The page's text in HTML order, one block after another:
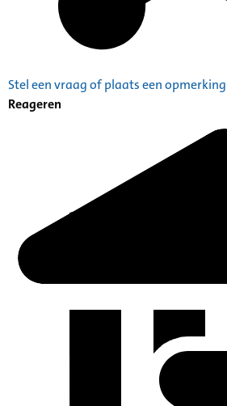
Stel een vraag of plaats een
Reageren